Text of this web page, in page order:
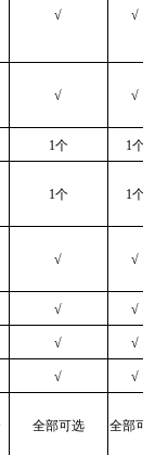
；
+香港服务
曼、沙特阿
较快 ，无需
来西亚+香
、新加坡、
无需备案；
莫斯科+香
克斯坦等国
+香港服务
速度较快 ，
√ √
√ √
1个 1个
1个 1个
√ √
√ √
√ √
√ √
全部可选 全部可选